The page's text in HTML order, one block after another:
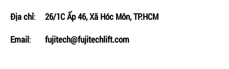
Địa chỉ:
26/1C Ấp 46, Xã Hóc Môn, TP.HCM
Email: fujitech@fujitechlift.com